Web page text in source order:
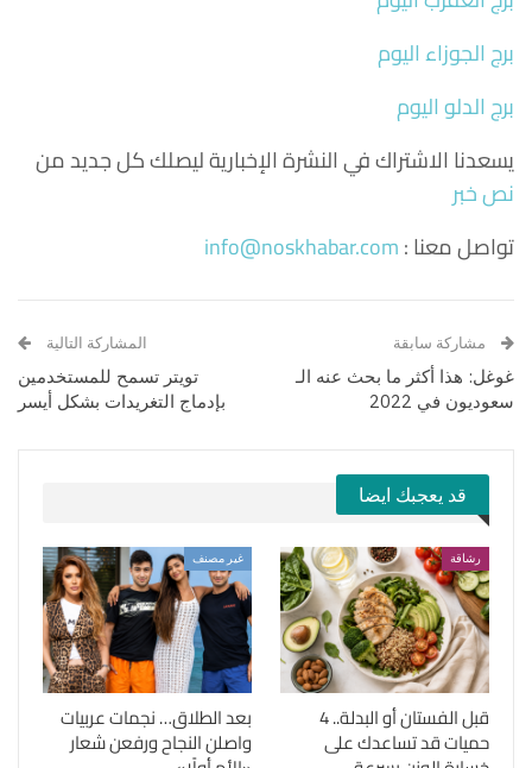
برج الجوزاء اليوم
برج الدلو اليوم
يسعدنا الاشتراك في النشرة الإخبارية ليصلك كل جديد من
نص خبر
تواصل معنا :info@noskhabar.com
مشاركة سابقة
غوغل: هذا أكثر ما بحث عنه الـ
سعوديون في 2022
المشاركة التالية
تويتر تسمح للمستخدمين
بإدماج التغريدات بشكل أيسر
قد يعجبك ايضا
رشاقة
قبل الفستان أو البدلة.. 4
حميات قد تساعدك على
غير مصنف
بعد الطلاق… نجمات عربيات
واصلن النجاح ورفعن شعار